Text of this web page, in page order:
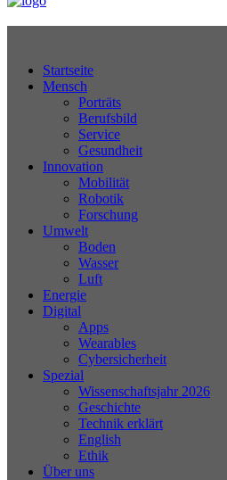
Startseite
Mensch
Porträts
Berufsbild
Service
Gesundheit
Innovation
Mobilität
Robotik
Forschung
Umwelt
Boden
Wasser
Luft
Energie
Digital
Apps
Wearables
Cybersicherheit
Spezial
Wissenschaftsjahr 2026
Geschichte
Technik erklärt
English
Ethik
Über uns